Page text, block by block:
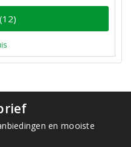
en mooiste